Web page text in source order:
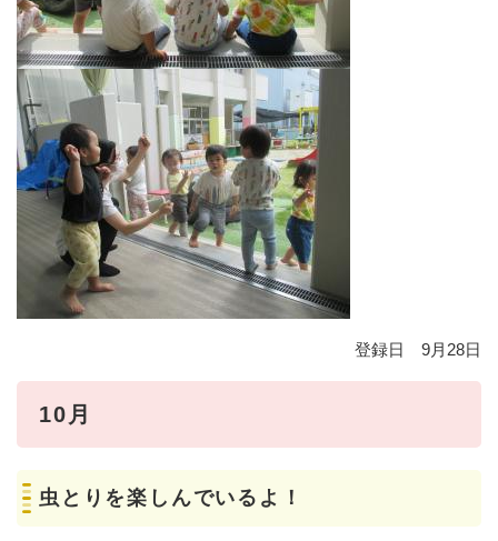
登録日 9月28日
10月
虫とりを楽しんでいるよ！